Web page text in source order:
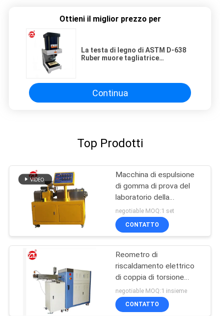
Ottieni il miglior prezzo per
La testa di legno di ASTM D-638
Ruber muore tagliatrice
taglierina
Continua
Top Prodotti
Macchina di espulsione
di gomma di prova del
laboratorio della
macchina della vite di
gomma del gemello per
PA del PC del PVC
negotiable MOQ:1 set
CONTATTO
Reometro di
riscaldamento elettrico
di coppia di torsione
60ML più la gamma 0-
300Nm di coppia di
torsione del miscelatore
negotiable MOQ:1 insieme
CONTATTO